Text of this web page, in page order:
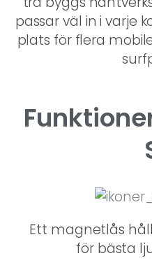
passar väl in i varje
plats för flera
Ett magnetlås
för bästa